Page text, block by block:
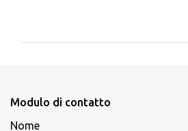
Modulo di contatto
Nome